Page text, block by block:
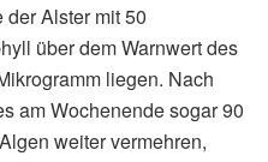
Alster mit 50
über dem Warnwert des
liegen. Nach
am Wochenende sogar 90
weiter vermehren,